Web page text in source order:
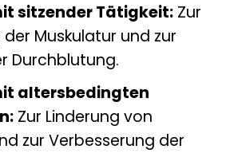
sitzender Tätigkeit:Zur
Muskulatur und zur
Durchblutung.
altersbedingten
Zur Linderung von
zur Verbesserung der